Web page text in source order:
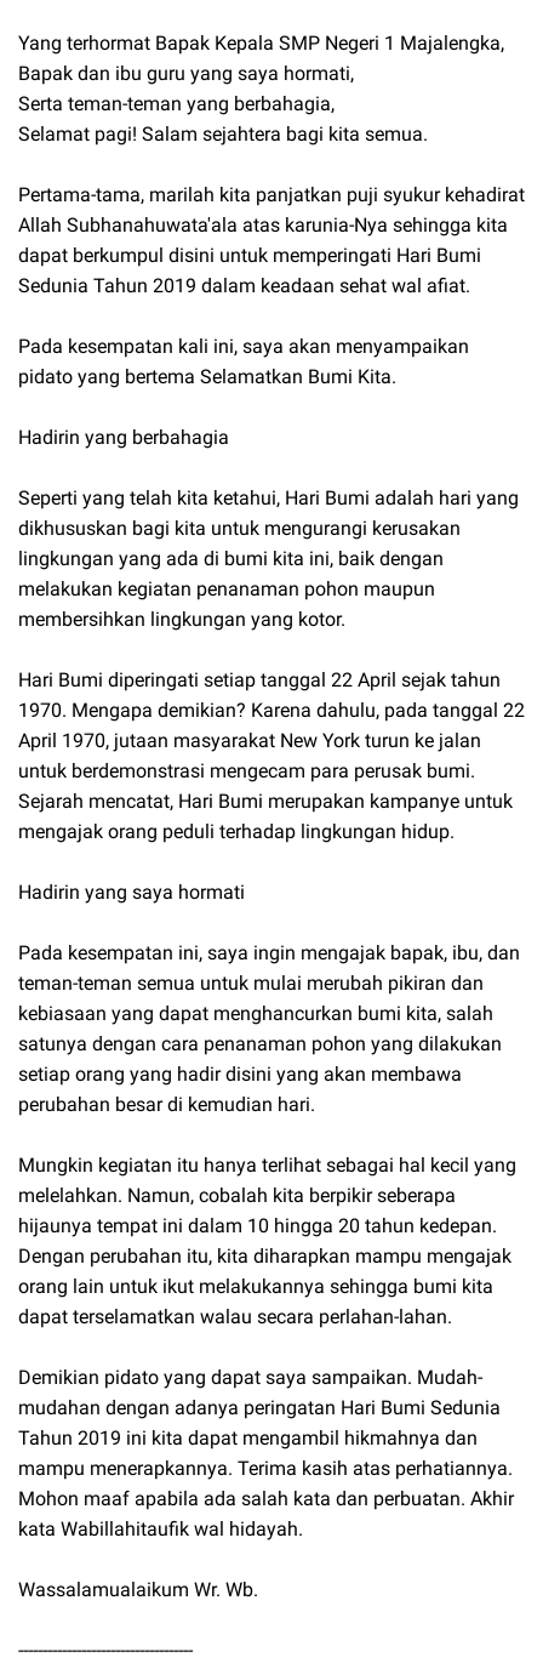
Yang terhormat Bapak Kepala SMP Negeri 1 Majalengka,
Bapak dan ibu guru yang saya hormati,
Serta teman-teman yang berbahagia,
Selamat pagi! Salam sejahtera bagi kita semua.
Pertama-tama, marilah kita panjatkan puji syukur kehadirat
Allah Subhanahuwata'ala atas karunia-Nya sehingga kita
dapat berkumpul disini untuk memperingati Hari Bumi
Sedunia Tahun 2019 dalam keadaan sehat wal afiat.
Pada kesempatan kali ini, saya akan menyampaikan
pidato yang bertema Selamatkan Bumi Kita.
Hadirin yang berbahagia
Seperti yang telah kita ketahui, Hari Bumi adalah hari yang
dikhususkan bagi kita untuk mengurangi kerusakan
lingkungan yang ada di bumi kita ini, baik dengan
melakukan kegiatan penanaman pohon maupun
membersihkan lingkungan yang kotor.
Hari Bumi diperingati setiap tanggal 22 April sejak tahun
1970. Mengapa demikian? Karena dahulu, pada tanggal 22
April 1970, jutaan masyarakat New York turun ke jalan
untuk berdemonstrasi mengecam para perusak bumi.
Sejarah mencatat, Hari Bumi merupakan kampanye untuk
mengajak orang peduli terhadap lingkungan hidup.
Hadirin yang saya hormati
Pada kesempatan ini, saya ingin mengajak bapak, ibu, dan
teman-teman semua untuk mulai merubah pikiran dan
kebiasaan yang dapat menghancurkan bumi kita, salah
satunya dengan cara penanaman pohon yang dilakukan
setiap orang yang hadir disini yang akan membawa
perubahan besar di kemudian hari.
Mungkin kegiatan itu hanya terlihat sebagai hal kecil yang
melelahkan. Namun, cobalah kita berpikir seberapa
hijaunya tempat ini dalam 10 hingga 20 tahun kedepan.
Dengan perubahan itu, kita diharapkan mampu mengajak
orang lain untuk ikut melakukannya sehingga bumi kita
dapat terselamatkan walau secara perlahan-lahan.
Demikian pidato yang dapat saya sampaikan. Mudah-
mudahan dengan adanya peringatan Hari Bumi Sedunia
Tahun 2019 ini kita dapat mengambil hikmahnya dan
mampu menerapkannya. Terima kasih atas perhatiannya.
Mohon maaf apabila ada salah kata dan perbuatan. Akhir
kata Wabillahitaufik wal hidayah.
Wassalamualaikum Wr. Wb.
------------------------------------